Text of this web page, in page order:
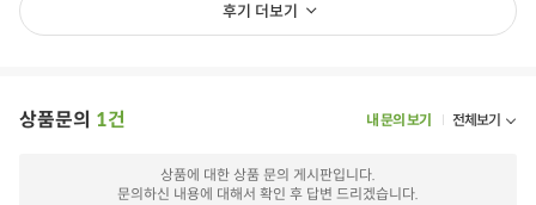
후기 더보기
상품문의 1건 내 문의 보기 전체보기
상품에 대한 상품 문의 게시판입니다.
문의하신 내용에 대해서 확인 후 답변 드리겠습니다.